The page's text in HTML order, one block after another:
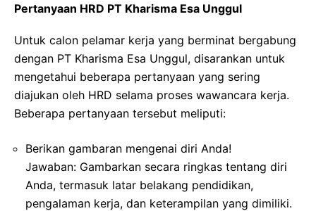
Pertanyaan HRD PT Kharisma Esa Unggul
Untuk calon pelamar kerja yang berminat bergabung
dengan PT Kharisma Esa Unggul, disarankan untuk
mengetahui beberapa pertanyaan yang sering
diajukan oleh HRD selama proses wawancara kerja.
Beberapa pertanyaan tersebut meliputi:
Berikan gambaran mengenai diri Anda!
Jawaban: Gambarkan secara ringkas tentang diri
Anda, termasuk latar belakang pendidikan,
pengalaman kerja, dan keterampilan yang dimiliki.